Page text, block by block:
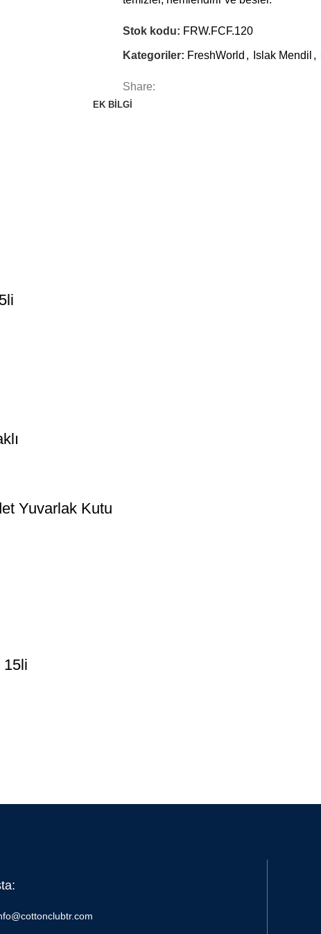
Stok kodu: FRW.FCF.120
Kategoriler: FreshWorld , Islak Mendil ,
Share:
EK BILGI
Yuvarlak Kutu
15li